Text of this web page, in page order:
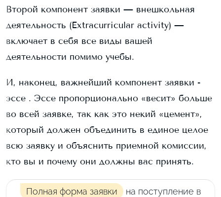
Второй компонент заявки — внешкольная
деятельность (Extracurricular activity) —
включает в себя все виды вашей
деятельности помимо учебы.
И, наконец, важнейший компонент заявки -
эссе . Эссе пропорционально «весит» больше
во всей заявке, так как это некий «цемент»,
который должен объединить в единое целое
всю заявку и объяснить приемной комиссии,
кто вы и почему они должны вас принять.
Полная форма заявки
на поступление в